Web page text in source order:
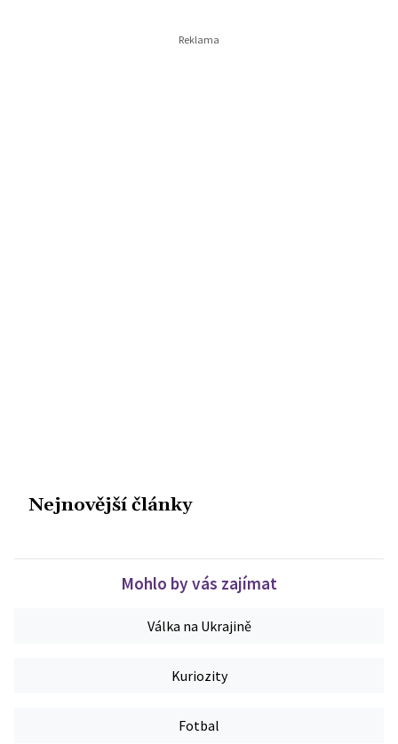
Nejnovější články
Mohlo by vás zajímat
Válka na Ukrajině
Kuriozity
Fotbal